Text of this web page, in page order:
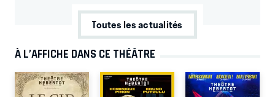
Toutes les actualités
À L’AFFICHE DANS CE THÉÂTRE